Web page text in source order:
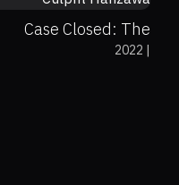
Case Closed: The
Culprit Hanzawa|
2022